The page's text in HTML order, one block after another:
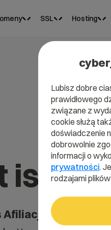
SSL Hosting
is
Afiliacja
in our
Lubisz dobre
prawidłowego
związane z
cookie służą
doświadczenie
dobrowolnie
informacji o
prywatności.
rodzajami